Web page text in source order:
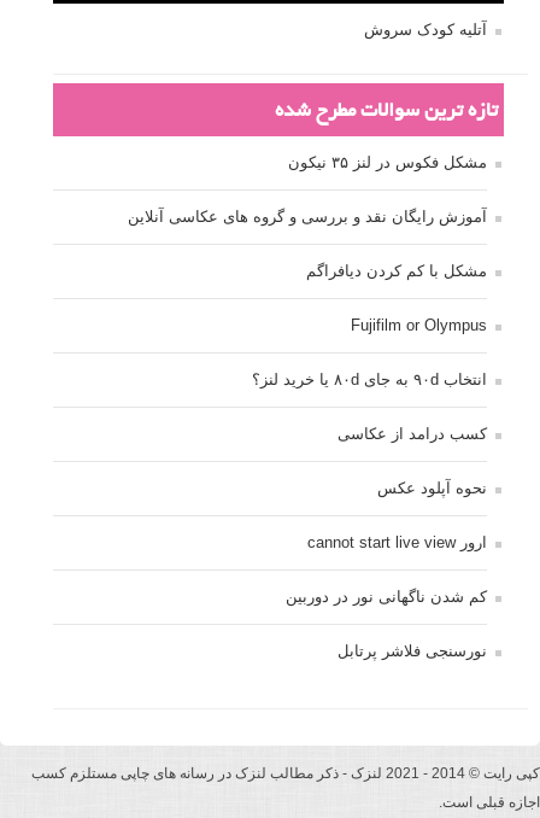
آتلیه کودک سروش
تازه ترین سوالات مطرح شده
مشکل فکوس در لنز ۳۵ نیکون
آموزش رایگان نقد و بررسی و گروه های عکاسی آنلاین
مشکل با کم کردن دیافراگم
Fujifilm or Olympus
انتخاب ۹۰d به جای ۸۰d یا خرید لنز؟
کسب درامد از عکاسی
نحوه آپلود عکس
ارور cannot start live view
کم شدن ناگهانی نور در دوربین
نورسنجی فلاشر پرتابل
کپی رایت © 2014 - 2021 لنزک - ذکر مطالب لنزک در رسانه های چاپی مستلزم کسب
اجازه قبلی است.